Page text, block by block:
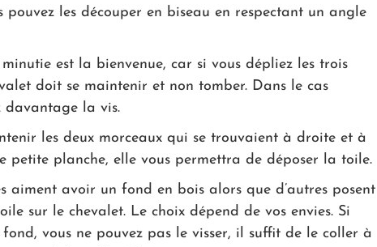
pouvez les découper en biseau en respectant un angle
est la bienvenue, car si vous dépliez les trois
doit se maintenir et non tomber. Dans le cas
davantage la vis.
les deux morceaux qui se trouvaient à droite et à
petite planche, elle vous permettra de déposer la toile.
aiment avoir un fond en bois alors que d’autres posent
sur le chevalet. Le choix dépend de vos envies. Si
vous ne pouvez pas le visser, il suffit de le coller à